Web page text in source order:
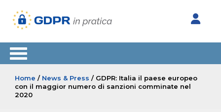
Home / News & Press / GDPR: Italia il paese europeo
con il maggior numero di sanzioni comminate nel
2020